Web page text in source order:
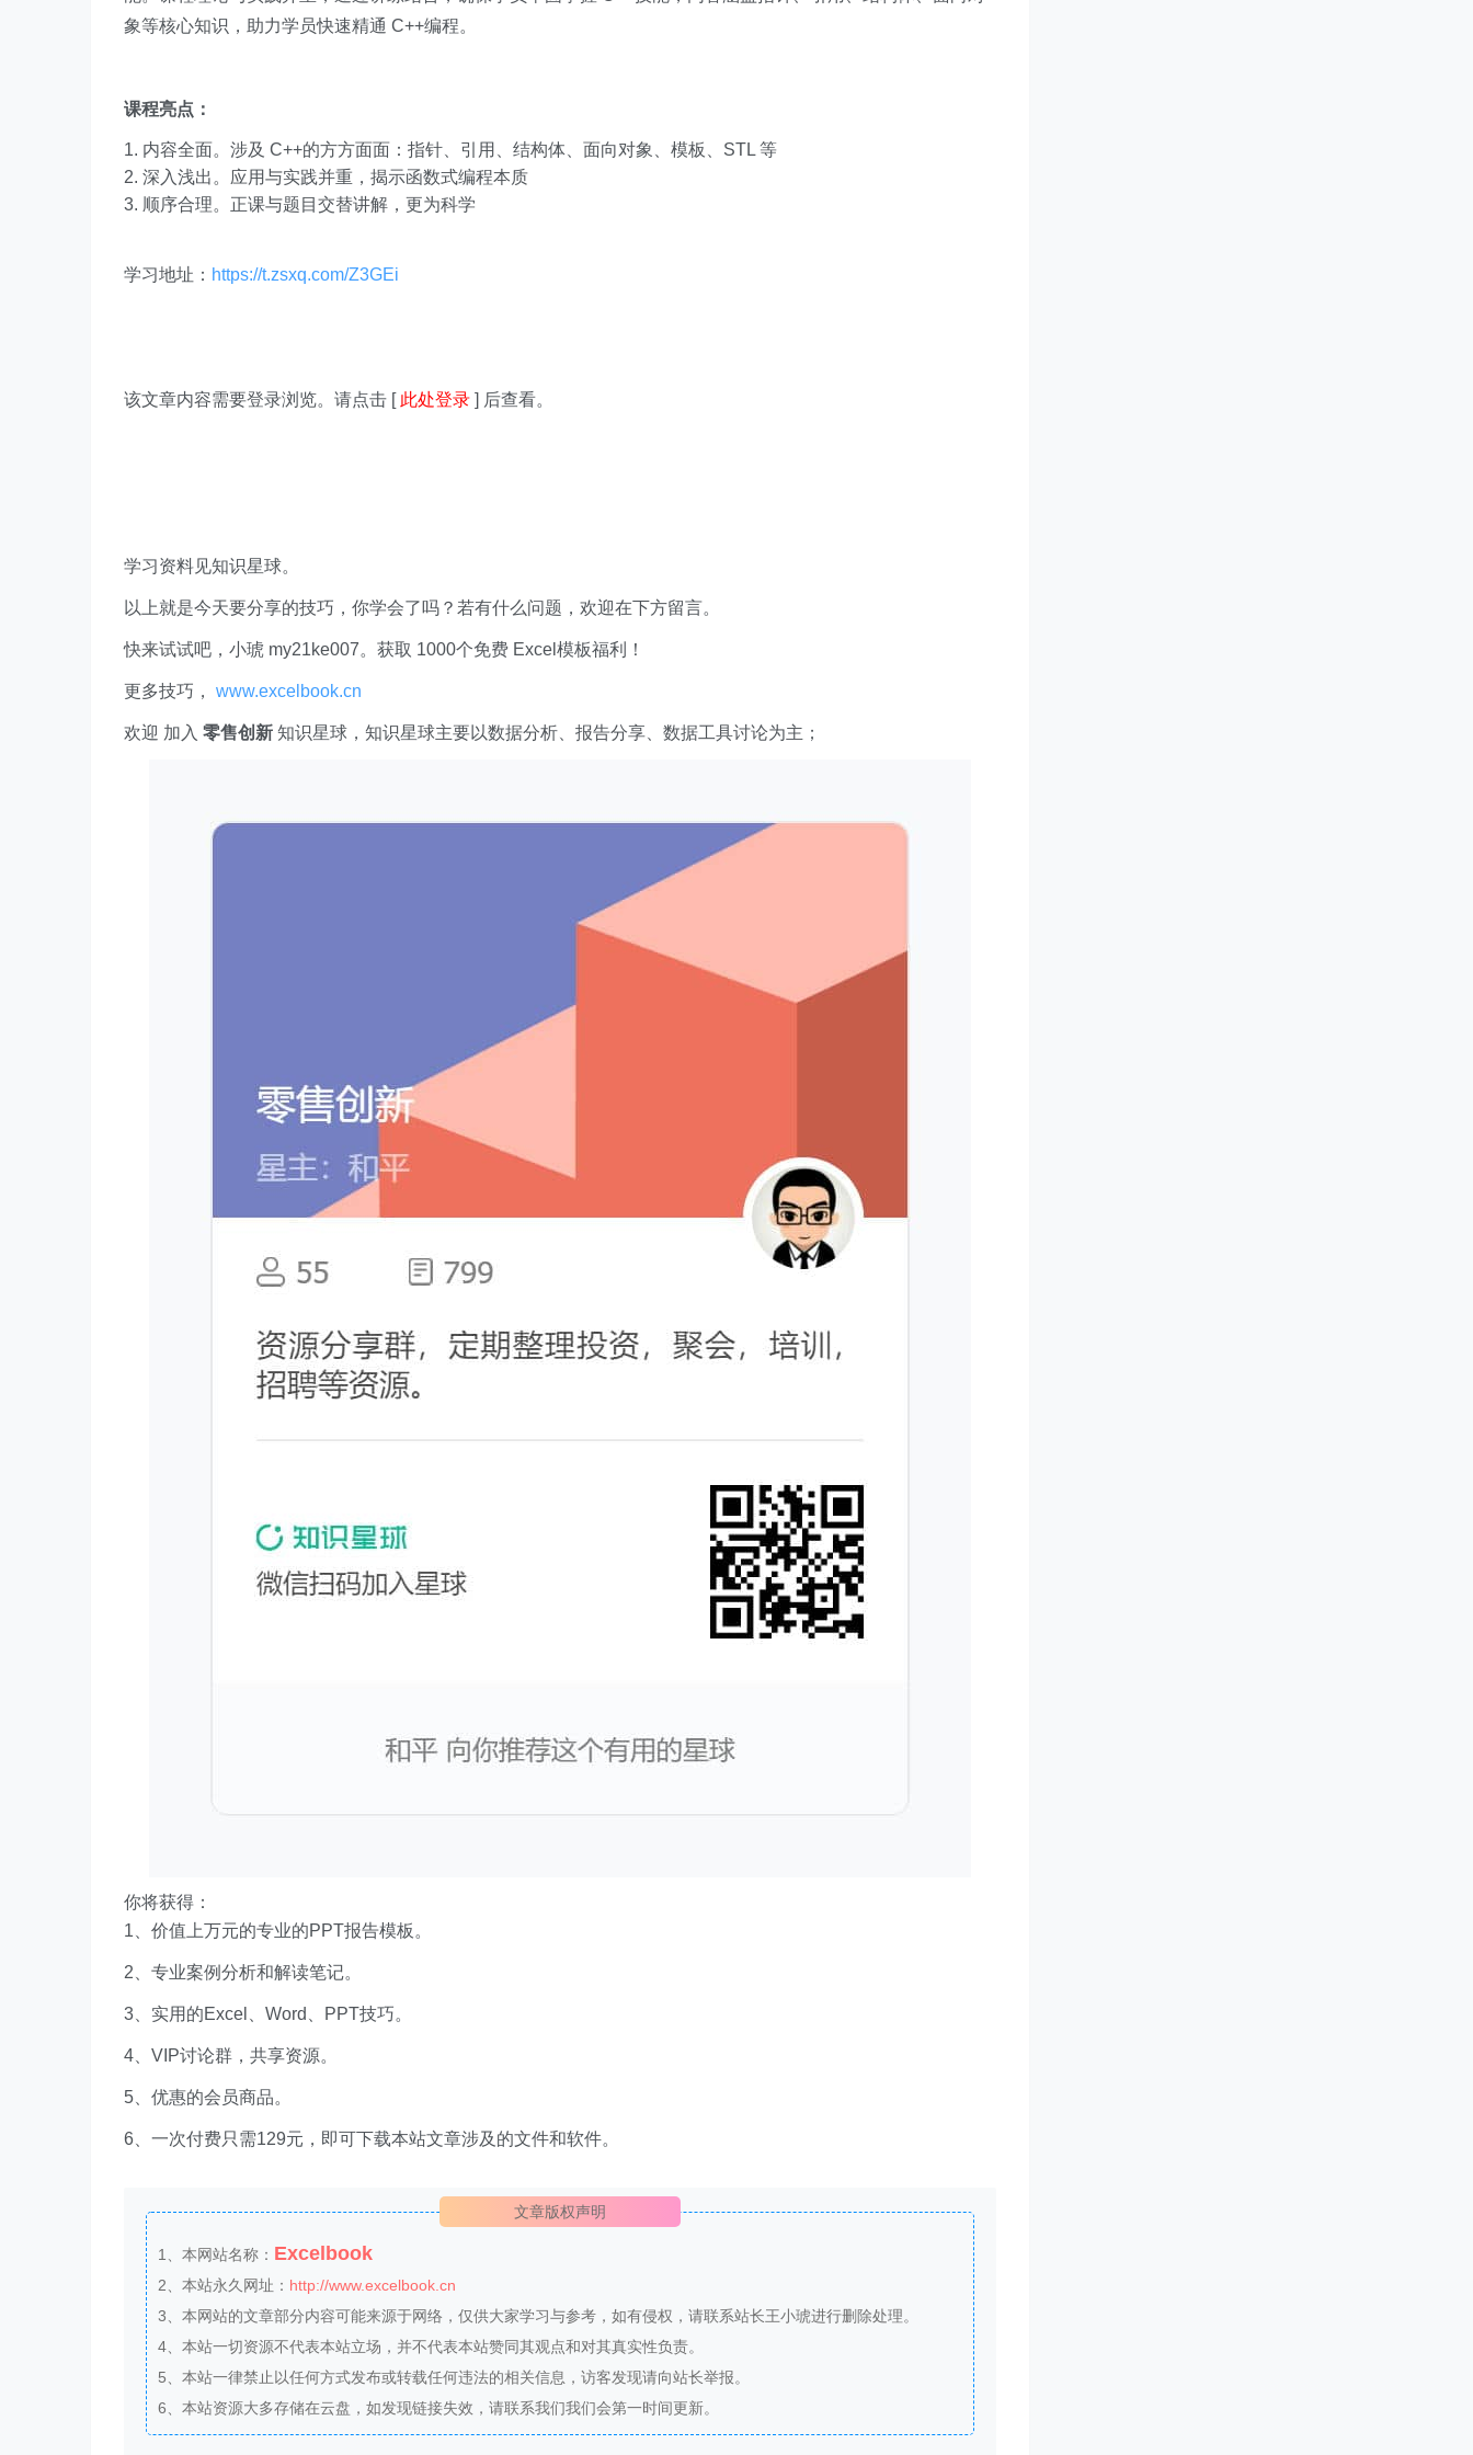
象等核心知识，助力学员快速精通 C++编程。
课程亮点：
内容全面。涉及 C++的方方面面：指针、引用、结构体、面向对象、模板、STL 等
深入浅出。应用与实践并重，揭示函数式编程本质
顺序合理。正课与题目交替讲解，更为科学
学习地址： https://t.zsxq.com/Z3GEi
该文章内容需要登录浏览。请点击 [ 此处登录 ] 后查看。
学习资料见知识星球。
以上就是今天要分享的技巧，你学会了吗？若有什么问题，欢迎在下方留言。
快来试试吧，小琥 my21ke007。获取 1000个免费 Excel模板福利​​​​！
更多技巧， www.excelbook.cn
欢迎 加入 零售创新 知识星球，知识星球主要以数据分析、报告分享、数据工具讨论为主；
你将获得：
1、价值上万元的专业的PPT报告模板。
2、专业案例分析和解读笔记。
3、实用的Excel、Word、PPT技巧。
4、VIP讨论群，共享资源。
5、优惠的会员商品。
6、一次付费只需129元，即可下载本站文章涉及的文件和软件。
文章版权声明
1、本网站名称： Excelbook
2、本站永久网址： http://www.excelbook.cn
3、本网站的文章部分内容可能来源于网络，仅供大家学习与参考，如有侵权，请联系站长王小琥进行删除处理。
4、本站一切资源不代表本站立场，并不代表本站赞同其观点和对其真实性负责。
5、本站一律禁止以任何方式发布或转载任何违法的相关信息，访客发现请向站长举报。
6、本站资源大多存储在云盘，如发现链接失效，请联系我们我们会第一时间更新。